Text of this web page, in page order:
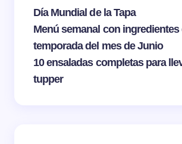
Día Mundial de la Tapa
Menú semanal con ingredientes
temporada del mes de Junio
10 ensaladas completas para
tupper